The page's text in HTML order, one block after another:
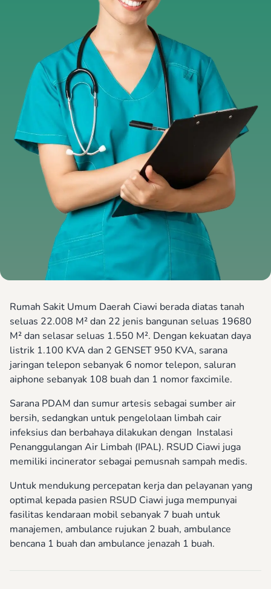
Rumah Sakit Umum Daerah Ciawi berada diatas tanah
seluas 22.008 M² dan 22 jenis bangunan seluas 19680
M² dan selasar seluas 1.550 M². Dengan kekuatan daya
listrik 1.100 KVA dan 2 GENSET 950 KVA, sarana
jaringan telepon sebanyak 6 nomor telepon, saluran
aiphone sebanyak 108 buah dan 1 nomor faxcimile.
Sarana PDAM dan sumur artesis sebagai sumber air
bersih, sedangkan untuk pengelolaan limbah cair
infeksius dan berbahaya dilakukan dengan Instalasi
Penanggulangan Air Limbah (IPAL). RSUD Ciawi juga
memiliki incinerator sebagai pemusnah sampah medis.
Untuk mendukung percepatan kerja dan pelayanan yang
optimal kepada pasien RSUD Ciawi juga mempunyai
fasilitas kendaraan mobil sebanyak 7 buah untuk
manajemen, ambulance rujukan 2 buah, ambulance
bencana 1 buah dan ambulance jenazah 1 buah.